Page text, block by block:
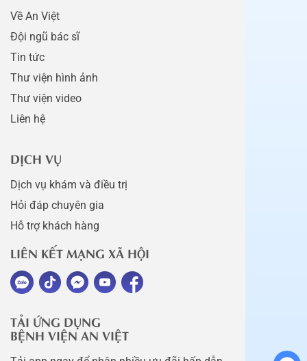
Về An Việt
Đội ngũ bác sĩ
Tin tức
Thư viện hình ảnh
Thư viện video
Liên hệ
DỊCH VỤ
Dịch vụ khám và điều trị
Hỏi đáp chuyên gia
Hỗ trợ khách hàng
LIÊN KẾT MẠNG XÃ HỘI
TẢI ỨNG DỤNG
BỆNH VIỆN AN VIỆT